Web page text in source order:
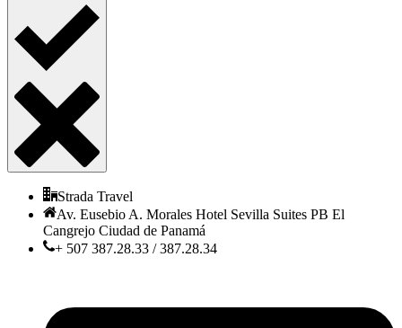
Strada Travel
Av. Eusebio A. Morales Hotel Sevilla Suites PB El
Cangrejo Ciudad de Panamá
+ 507 387.28.33 / 387.28.34